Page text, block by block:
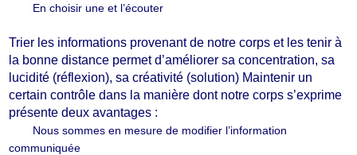
En choisir une et l’écouter
Trier les informations provenant de notre corps et les tenir à
la bonne distance permet d’améliorer sa concentration, sa
lucidité (réflexion), sa créativité (solution) Maintenir un
certain contrôle dans la manière dont notre corps s’exprime
présente deux avantages :
Nous sommes en mesure de modifier l’information
communiquée